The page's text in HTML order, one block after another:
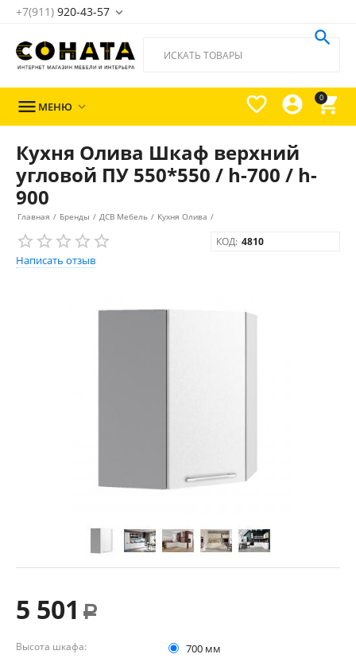
+7(911) 920-43-57 
0




 МЕНЮ 
Кухня Олива Шкаф верхний
угловой ПУ 550*550 / h-700 / h-
900
Главная / Бренды / ДСВ Мебель / Кухня Олива /
Написать отзыв
КОД: 4810
5 501 Р
Высота шкафа:
700 мм